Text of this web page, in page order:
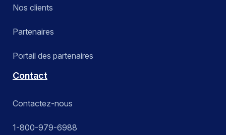
Nos clients
Partenaires
Portail des partenaires
Contact
Contactez-nous
1-800-979-6988